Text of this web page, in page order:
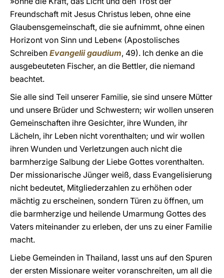
Freundschaft mit Jesus Christus leben, ohne eine
Glaubensgemeinschaft, die sie aufnimmt, ohne einen
Horizont von Sinn und Leben« (Apostolisches
Schreiben Evangelii gaudium, 49). Ich denke an die
ausgebeuteten Fischer, an die Bettler, die niemand
beachtet.
Sie alle sind Teil unserer Familie, sie sind unsere Mütter
und unsere Brüder und Schwestern; wir wollen unseren
Gemeinschaften ihre Gesichter, ihre Wunden, ihr
Lächeln, ihr Leben nicht vorenthalten; und wir wollen
ihren Wunden und Verletzungen auch nicht die
barmherzige Salbung der Liebe Gottes vorenthalten.
Der missionarische Jünger weiß, dass Evangelisierung
nicht bedeutet, Mitgliederzahlen zu erhöhen oder
mächtig zu erscheinen, sondern Türen zu öffnen, um
die barmherzige und heilende Umarmung Gottes des
Vaters miteinander zu erleben, der uns zu einer Familie
macht.
Liebe Gemeinden in Thailand, lasst uns auf den Spuren
der ersten Missionare weiter voranschreiten, um all die